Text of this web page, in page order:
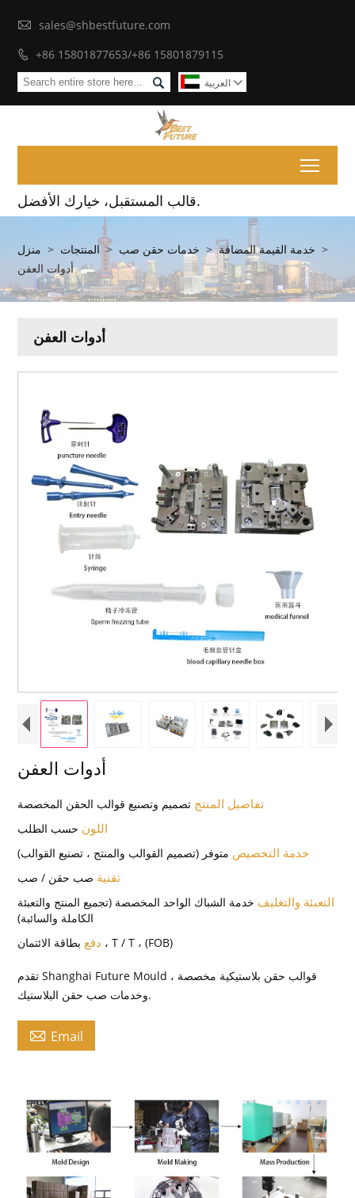
 sales@shbestfuture.com
 +86 15801877653/+86 15801879115
 العربية 
قالب المستقبل، خيارك الأفضل.
منزل > المنتجات > خدمات حقن صب > خدمة القيمة المضافة >
أدوات العفن
أدوات العفن
أدوات العفن
تفاصيل المنتج تصميم وتصنيع قوالب الحقن المخصصة
اللون حسب الطلب
خدمة التخصيص متوفر (تصميم القوالب والمنتج ، تصنيع القوالب)
تقنية صب حقن / صب
التعبئة والتغليف خدمة الشباك الواحد المخصصة (تجميع المنتج والتعبئة
الكاملة والسائبة)
دفع بطاقة الائتمان ، T / T ، (FOB)
تقدم Shanghai Future Mould قوالب حقن بلاستيكية مخصصة ،
وخدمات صب حقن البلاستيك.
 Email